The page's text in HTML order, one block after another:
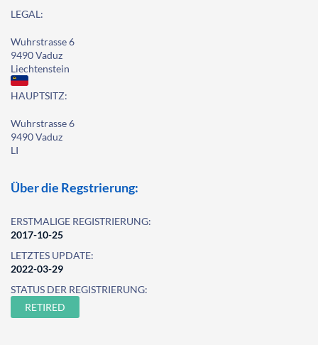
LEGAL:
Wuhrstrasse 6
9490 Vaduz
Liechtenstein
HAUPTSITZ:
Wuhrstrasse 6
9490 Vaduz
LI
Über die Regstrierung:
ERSTMALIGE REGISTRIERUNG:
2017-10-25
LETZTES UPDATE:
2022-03-29
STATUS DER REGISTRIERUNG:
RETIRED